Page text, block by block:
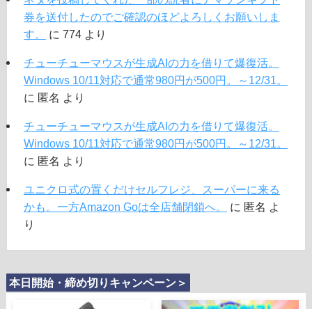
券を送付したのでご確認のほどよろしくお願いしま
す。
に 774より
チューチューマウスが生成AIの力を借りて爆復活。
Windows 10/11対応で通常980円が500円。～12/31。
に 匿名 より
チューチューマウスが生成AIの力を借りて爆復活。
Windows 10/11対応で通常980円が500円。～12/31。
に 匿名 より
ユニクロ式の置くだけセルフレジ、スーパーに来る
かも。一方Amazon Goは全店舗閉鎖へ。
に 匿名 よ
り
本日開始・締め切りキャンペーン＞